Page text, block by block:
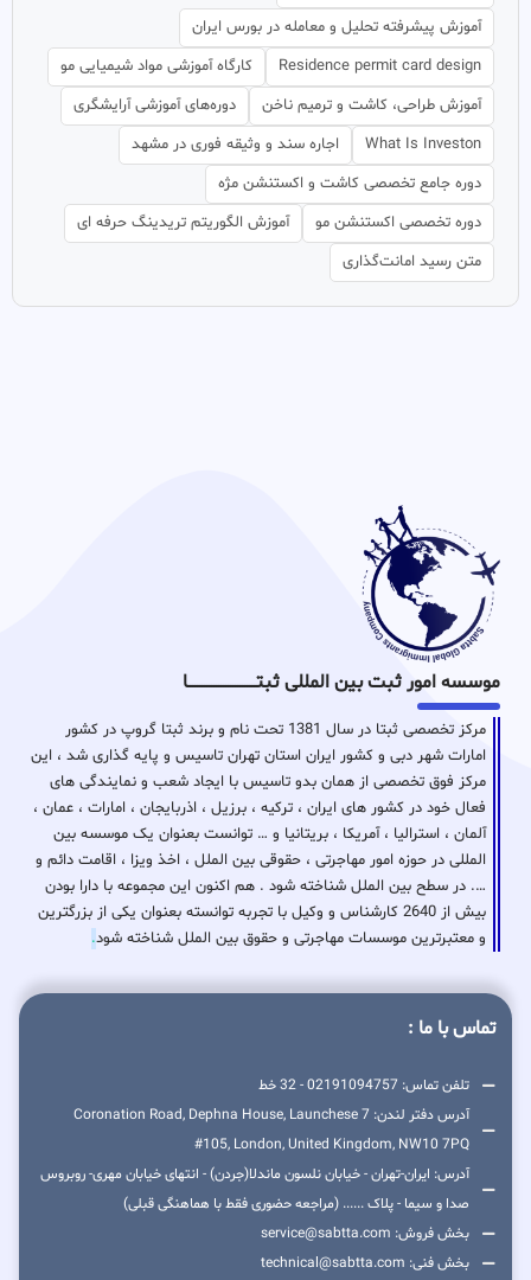
آموزش پیشرفته تحلیل و معامله در بورس ایران
Residence permit card design
کارگاه آموزشی مواد شیمیایی مو
آموزش طراحی، کاشت و ترمیم ناخن
دوره‌های آموزشی آرایشگری
What Is Investon
اجاره سند و وثیقه فوری در مشهد
دوره جامع تخصصی کاشت و اکستنشن مژه
دوره تخصصی اکستنشن مو
آموزش الگوریتم تریدینگ حرفه ای
متن رسید امانت‌گذاری
موسسه امور ثبت بین المللی ثبتـــــــــــــــــــــــــــــا
مرکز تخصصی ثبتا در سال 1381 تحت نام و برند ثبتا گروپ در کشور
امارات شهر دبی و کشور ایران استان تهران تاسیس و پایه گذاری شد ، این
مرکز فوق تخصصی از همان بدو تاسیس با ایجاد شعب و نمایندگی های
فعال خود در کشور های ایران ، ترکیه ، برزیل ، اذربایجان ، امارات ، عمان ،
آلمان ، استرالیا ، آمریکا ، بریتانیا و … توانست بعنوان یک موسسه بین
المللی در حوزه امور مهاجرتی ، حقوقی بین الملل ، اخذ ویزا ، اقامت دائم و
…. در سطح بین الملل شناخته شود . هم اکنون این مجموعه با دارا بودن
بیش از 2640 کارشناس و وکیل با تجربه توانسته بعنوان یکی از بزرگترین
و معتبرترین موسسات مهاجرتی و حقوق بین الملل شناخته شود.
تماس با ما :
تلفن تماس: 02191094757 - 32 خط
آدرس دفتر لندن: 7 Coronation Road, Dephna House, Launchese
#105, London, United Kingdom, NW10 7PQ
آدرس: ایران-تهران - خیابان نلسون ماندلا(جردن) - انتهای خیابان مهری- روبروس
صدا و سیما - پلاک ...... (مراجعه حضوری فقط با هماهنگی قبلی)
بخش فروش: service@sabtta.com
بخش فنی: technical@sabtta.com